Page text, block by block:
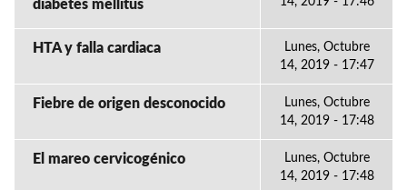
diabetes mellitus
HTA y falla cardiaca
Lunes, Octubre
14, 2019 - 17:47
Fiebre de origen desconocido
Lunes, Octubre
14, 2019 - 17:48
El mareo cervicogénico
Lunes, Octubre
14, 2019 - 17:48